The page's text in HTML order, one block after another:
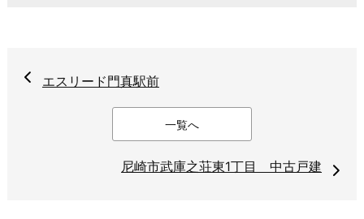
エスリード門真駅前
一覧へ
尼崎市武庫之荘東1丁目 中古戸建